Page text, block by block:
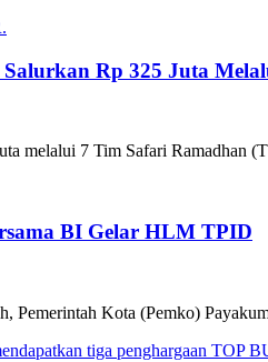
Rp 325 Juta
melalui 7 Tim Safari Ramadhan
BI Gelar HLM TPID
Pemerintah Kota (Pemko)